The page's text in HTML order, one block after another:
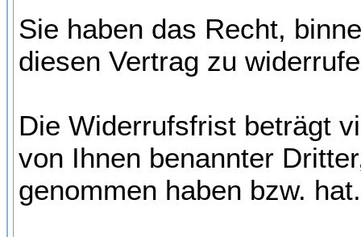
Sie haben das Recht,
diesen Vertrag zu
Die Widerrufsfrist beträgt
von Ihnen benannter
genommen haben bzw. hat.